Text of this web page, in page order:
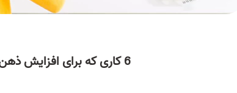
6 کاری که برای افزایش ذهن‌آگاهی می‌تونین انجام بدین